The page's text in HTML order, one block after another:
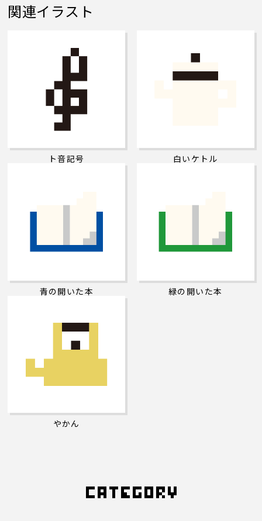
関連イラスト
ト音記号 白いケトル
青の開いた本 緑の開いた本
やかん